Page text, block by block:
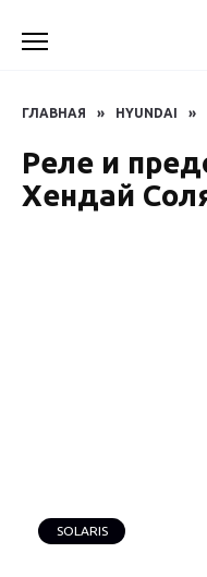
ГЛАВНАЯ » HYUNDAI »
Реле и
Хендай
SOLARIS